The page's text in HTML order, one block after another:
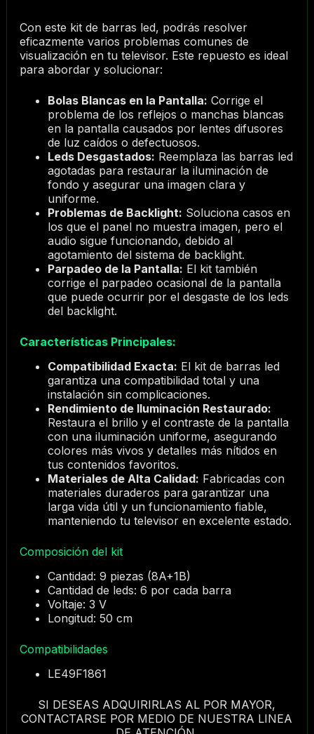
Con este kit de barras led, podrás resolver
eficazmente varios problemas comunes de
visualización en tu televisor. Este repuesto es ideal
para abordar y solucionar:
Bolas Blancas en la Pantalla: Corrige el
problema de los reflejos o manchas blancas
en la pantalla causados por lentes difusores
de luz caídos o defectuosos.
Leds Desgastados: Reemplaza las barras led
agotadas para restaurar la iluminación de
fondo y asegurar una imagen clara y
uniforme.
Problemas de Backlight: Soluciona casos en
los que el panel no muestra imagen, pero el
audio sigue funcionando, debido al
agotamiento del sistema de backlight.
Parpadeo de la Pantalla: El kit también
corrige el parpadeo ocasional de la pantalla
que puede ocurrir por el desgaste de los leds
del backlight.
Características Principales:
Compatibilidad Exacta: El kit de barras led
garantiza una compatibilidad total y una
instalación sin complicaciones.
Rendimiento de Iluminación Restaurado:
Restaura el brillo y el contraste de la pantalla
con una iluminación uniforme, asegurando
colores más vivos y detalles más nítidos en
tus contenidos favoritos.
Materiales de Alta Calidad: Fabricadas con
materiales duraderos para garantizar una
larga vida útil y un funcionamiento fiable,
manteniendo tu televisor en excelente estado.
Composición del kit
Cantidad: 9 piezas (8A+1B)
Cantidad de leds: 6 por cada barra
Voltaje: 3 V
Longitud: 50 cm
Compatibilidades
LE49F1861
SI DESEAS ADQUIRIRLAS AL POR MAYOR,
CONTACTARSE POR MEDIO DE NUESTRA LINEA